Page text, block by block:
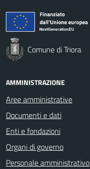
Comune di Triora
AMMINISTRAZIONE
Aree amministrative
Documenti e dati
Enti e fondazioni
Organi di governo
Personale amministrativo